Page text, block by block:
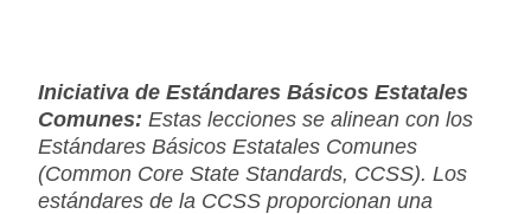
Iniciativa de Estándares Básicos Estatales
Comunes: Estas lecciones se alinean con los
Estándares Básicos Estatales Comunes
(Common Core State Standards, CCSS). Los
estándares de la CCSS proporcionan una